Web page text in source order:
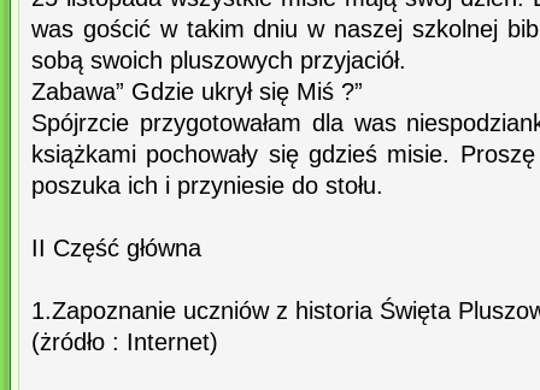
was gościć w takim dniu w naszej szkolnej
sobą swoich pluszowych przyjaciół.
Zabawa” Gdzie ukrył się Miś ?”
Spójrzcie przygotowałam dla was
książkami pochowały się gdzieś misie.
poszuka ich i przyniesie do stołu.
II Część główna
1.Zapoznanie uczniów z historia Święta
(żródło : Internet)